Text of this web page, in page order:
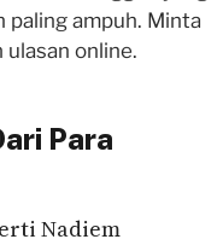
paling ampuh. Minta
online.
Para
Nadiem